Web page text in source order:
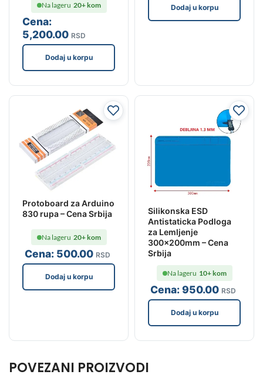
Cena:
5,200.00 RSD
Na lageru 20+ kom
Dodaj u korpu
Dodaj u korpu
Protoboard za Arduino
830 rupa – Cena Srbija
Cena: 500.00 RSD
Na lageru 20+ kom
Dodaj u korpu
Silikonska ESD
Antistaticka Podloga
za Lemljenje
300x200mm – Cena
Srbija
Cena:950.00 RSD
Na lageru 10+ kom
Dodaj u korpu
POVEZANI PROIZVODI